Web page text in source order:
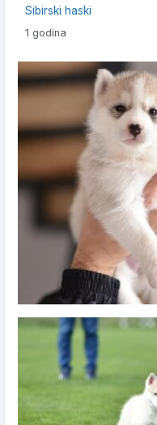
Sibirski haski
1 godina